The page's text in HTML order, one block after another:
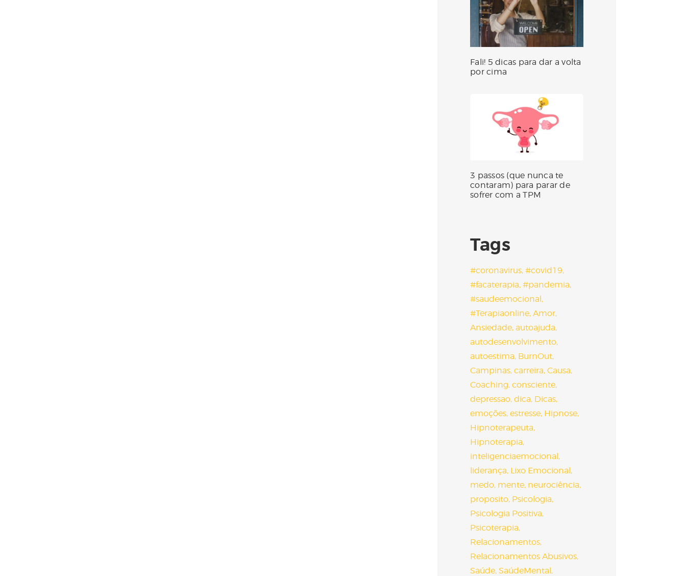
Fali! 5 dicas para dar a volta
por cima
3 passos (que nunca te
contaram) para parar de
sofrer com a TPM
Tags
#coronavirus #covid19
#facaterapia #pandemia
#saudeemocional
#Terapiaonline Amor
Ansiedade autoajuda
autodesenvolvimento
autoestima BurnOut
Campinas carreira Causa
Coaching consciente
depressao dica Dicas
emoções estresse Hipnose
Hipnoterapeuta
Hipnoterapia
inteligenciaemocional
liderança Lixo Emocional
medo mente neurociência
proposito Psicologia
Psicologia Positiva
Psicoterapia
Relacionamentos
Relacionamentos Abusivos
Saúde SaúdeMental